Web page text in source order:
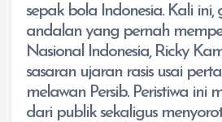
sepak bola Indonesia. Kali ini,
andalan yang pernah
Nasional Indonesia, Ricky
sasaran ujaran rasis usai
melawan Persib. Peristiwa ini
dari publik sekaligus